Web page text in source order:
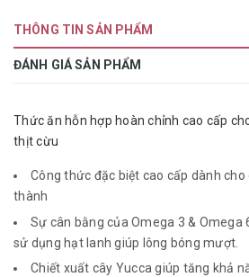
THÔNG TIN SẢN PHẨM
ĐÁNH GIÁ SẢN PHẨM
Thức ăn hỗn hợp hoàn chỉnh cao cấp
thịt cừu
Công thức đặc biệt cao cấp dành
thành
Sự cân bằng của Omega 3 & Omega
sử dụng hạt lanh giúp lông bóng mượt.
Chiết xuất cây Yucca giúp tăng khả